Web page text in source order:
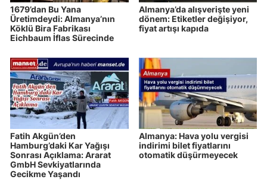
1679’dan Bu Yana
Üretimdeydi: Almanya’nın
Köklü Bira Fabrikası
Eichbaum İflas Sürecinde
Almanya’da alışverişte yeni
dönem: Etiketler değişiyor,
fiyat artışı kapıda
Fatih Akgün’den
Hamburg’daki Kar Yağışı
Sonrası Açıklama: Ararat
GmbH Sevkiyatlarında
Gecikme Yaşandı
Almanya: Hava yolu vergisi
indirimi bilet fiyatlarını
otomatik düşürmeyecek